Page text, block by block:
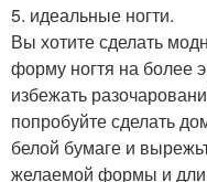
5. идеальные ногти.
Вы хотите сделать
форму ногтя на более
избежать
попробуйте сделать
белой бумаге и
желаемой формы и